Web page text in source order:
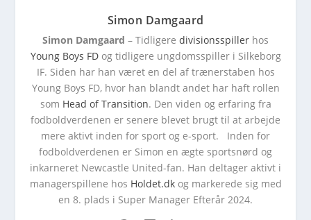
Simon Damgaard
Simon Damgaard – Tidligere divisionsspiller hos
Young Boys FDog tidligere ungdomsspiller i Silkeborg
IF. Siden har han været en del af trænerstaben hos
Young Boys FD, hvor han blandt andet har haft rollen
som Head of Transition. Den viden og erfaring fra
fodboldverdenen er senere blevet brugt til at arbejde
mere aktivt inden for sport og e-sport. Inden for
fodboldverdenen er Simon en ægte sportsnørd og
inkarneret Newcastle United-fan. Han deltager aktivt i
managerspillene hos Holdet.dkog markerede sig med
en 8. plads i Super Manager Efterår 2024.